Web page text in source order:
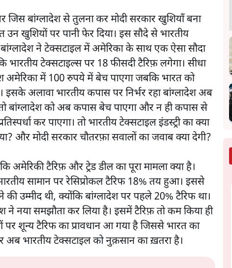
जिस बांग्लादेश से तुलना कर मोदी सरकार खुशियाँ बना
उन खुशियों पर पानी फेर दिया। इस सौदे से भारतीय
ने टेक्सटाइल में अमेरिका के साथ एक ऐसा सौदा
भारतीय टेक्सटाइल्स पर 18 फीसदी टैरिफ़ लगेगा। सीधा
में 100 रुपये में बेच पाएगा जबकि भारत को
अलावा भारतीय कपास पर निर्भर रहा बांग्लादेश अब
बांग्लादेश को अब कपास बेच पाएगा और न ही कपास से
कर पाएगा। तो भारतीय टेक्सटाइल इंडस्ट्री का क्या
और मोदी सरकार चौतरफ़ा सवालों का जवाब क्या देगी?
टैरिफ़ और ट्रेड डील का पूरा मामला क्या है।
सामान पर रेसिप्रोकल टैरिफ 18% तय हुआ। इससे
की उम्मीद थी, क्योंकि बांग्लादेश पर पहले 20% टैरिफ था।
नया समझौता कर लिया है। इसमें टैरिफ़ तो कम किया ही
शून्य टैरिफ का प्रावधान आ गया है जिससे भारत का
अब भारतीय टेक्सटाइल को नुक़सान का ख़तरा है।